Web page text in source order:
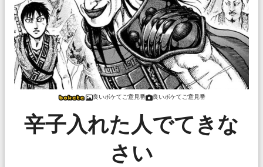
良いボケてご意見番 良いボケてご意見番
辛子入れた人でてきな
さい